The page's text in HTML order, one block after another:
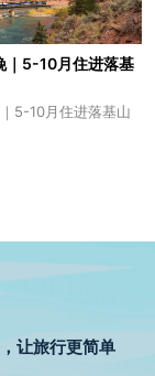
｜5-10月住进落基
5-10月住进落基山
让旅行更简单